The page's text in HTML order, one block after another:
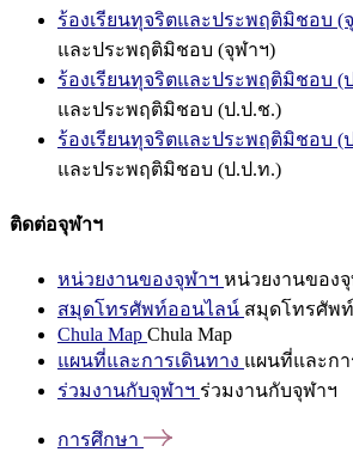
ร้องเรียนทุจริตและประพฤติมิชอบ (
และประพฤติมิชอบ (จุฬาฯ)
ร้องเรียนทุจริตและประพฤติมิชอบ (
และประพฤติมิชอบ (ป.ป.ช.)
ร้องเรียนทุจริตและประพฤติมิชอบ (
และประพฤติมิชอบ (ป.ป.ท.)
ติดต่อจุฬาฯ
หน่วยงานของจุฬาฯ หน่วยงานของ
สมุดโทรศัพท์ออนไลน์ สมุดโทรศัพ
Chula Map Chula Map
แผนที่และการเดินทาง แผนที่และกา
ร่วมงานกับจุฬาฯ ร่วมงานกับจุฬาฯ
การศึกษา